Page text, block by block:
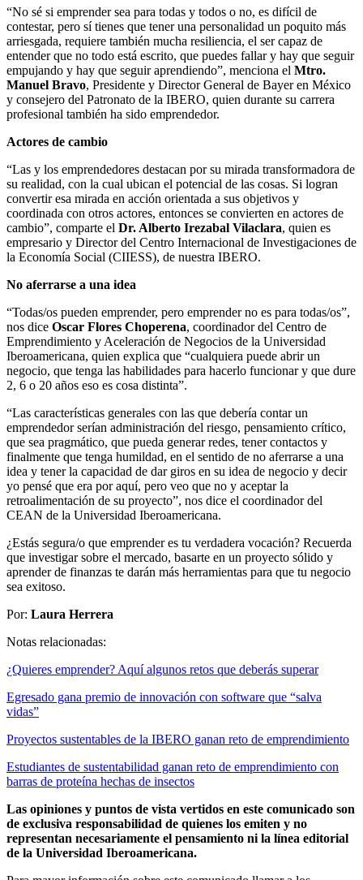
“No sé si emprender sea para todas y todos o no, es difícil de
contestar, pero sí tienes que tener una personalidad un poquito más
arriesgada, requiere también mucha resiliencia, el ser capaz de
entender que no todo está escrito, que puedes fallar y hay que seguir
empujando y hay que seguir aprendiendo”, menciona el Mtro.
Manuel Bravo, Presidente y Director General de Bayer en México
y consejero del Patronato de la IBERO, quien durante su carrera
profesional también ha sido emprendedor.
Actores de cambio
“Las y los emprendedores destacan por su mirada transformadora de
su realidad, con la cual ubican el potencial de las cosas. Si logran
convertir esa mirada en acción orientada a sus objetivos y
coordinada con otros actores, entonces se convierten en actores de
cambio”, comparte el Dr. Alberto Irezabal Vilaclara, quien es
empresario y Director del Centro Internacional de Investigaciones de
la Economía Social (CIIESS), de nuestra IBERO.
No aferrarse a una idea
“Todas/os pueden emprender, pero emprender no es para todas/os”,
nos dice Oscar Flores Choperena, coordinador del Centro de
Emprendimiento y Aceleración de Negocios de la Universidad
Iberoamericana, quien explica que “cualquiera puede abrir un
negocio, que tenga las habilidades para hacerlo funcionar y que dure
2, 6 o 20 años eso es cosa distinta”.
“Las características generales con las que debería contar un
emprendedor serían administración del riesgo, pensamiento crítico,
que sea pragmático, que pueda generar redes, tener contactos y
finalmente que tenga humildad, en el sentido de no aferrarse a una
idea y tener la capacidad de dar giros en su idea de negocio y decir
yo pensé que era por aquí, pero veo que no y aceptar la
retroalimentación de su proyecto”, nos dice el coordinador del
CEAN de la Universidad Iberoamericana.
¿Estás segura/o que emprender es tu verdadera vocación? Recuerda
que investigar sobre el mercado, basarte en un proyecto sólido y
aprender de finanzas te darán más herramientas para que tu negocio
sea exitoso.
Por: Laura Herrera
Notas relacionadas:
¿Quieres emprender? Aquí algunos retos que deberás superar
Egresado gana premio de innovación con software que “salva
vidas”
Proyectos sustentables de la IBERO ganan reto de emprendimiento
Estudiantes de sustentabilidad ganan reto de emprendimiento con
barras de proteína hechas de insectos
Las opiniones y puntos de vista vertidos en este comunicado son
de exclusiva responsabilidad de quienes los emiten y no
representan necesariamente el pensamiento ni la línea editorial
de la Universidad Iberoamericana.